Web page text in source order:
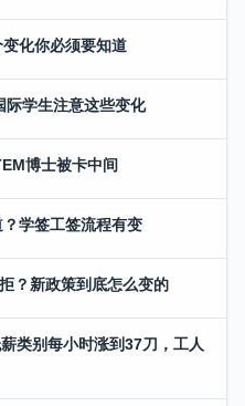
化你必须要知道
学生注意这些变化
博士被卡中间
学签工签流程有变
？新政策到底怎么变的
类别每小时涨到37刀，工人